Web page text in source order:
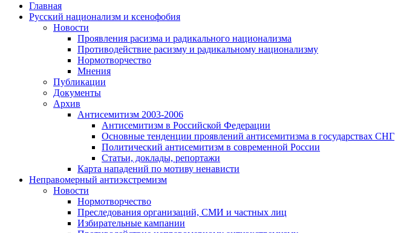
Главная
Русский национализм и ксенофобия
Новости
Проявления расизма и радикального национализма
Противодействие расизму и радикальному национализму
Нормотворчество
Мнения
Публикации
Документы
Архив
Антисемитизм 2003-2006
Антисемитизм в Российской Федерации
Основные тенденции проявлений антисемитизма в государствах СНГ
Политический антисемитизм в современной России
Статьи, доклады, репортажи
Карта нападений по мотиву ненависти
Неправомерный антиэкстремизм
Новости
Нормотворчество
Преследования организаций, СМИ и частных лиц
Избирательные кампании